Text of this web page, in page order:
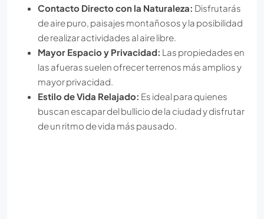
Contacto Directo con la Naturaleza: Disfrutarás
de aire puro, paisajes montañosos y la posibilidad
de realizar actividades al aire libre.
Mayor Espacio y Privacidad: Las propiedades en
las afueras suelen ofrecer terrenos más amplios y
mayor privacidad.
Estilo de Vida Relajado: Es ideal para quienes
buscan escapar del bullicio de la ciudad y disfrutar
de un ritmo de vida más pausado.